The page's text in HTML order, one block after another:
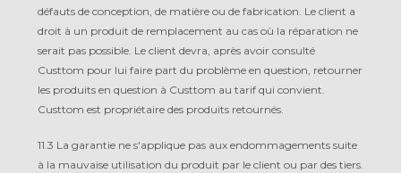
défauts de conception, de matière ou de fabrication. Le client a
droit à un produit de remplacement au cas où la réparation ne
serait pas possible. Le client devra, après avoir consulté
Custtom pour lui faire part du problème en question, retourner
les produits en question à Custtom au tarif qui convient.
Custtom est propriétaire des produits retournés.
11.3 La garantie ne s'applique pas aux endommagements suite
à la mauvaise utilisation du produit par le client ou par des tiers.